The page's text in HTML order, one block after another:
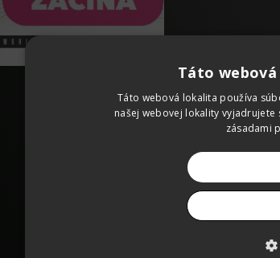
Táto
Táto webová lokalita používa
našej webovej lokality vyjadrujete
zásadami